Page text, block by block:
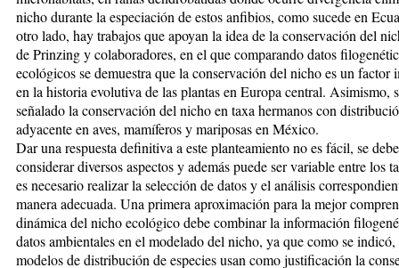
nicho durante la especiación de estos anfibios, como sucede en
otro lado, hay trabajos que apoyan la idea de la conservación del
de Prinzing y colaboradores, en el que comparando datos
ecológicos se demuestra que la conservación del nicho es un factor
en la historia evolutiva de las plantas en Europa central. Asimismo,
señalado la conservación del nicho en taxa hermanos con
adyacente en aves, mamíferos y mariposas en México.
Dar una respuesta definitiva a este planteamiento no es fácil, se
considerar diversos aspectos y además puede ser variable entre los
es necesario realizar la selección de datos y el análisis
manera adecuada. Una primera aproximación para la mejor
dinámica del nicho ecológico debe combinar la información
datos ambientales en el modelado del nicho, ya que como se indicó,
modelos de distribución de especies usan como justificación la